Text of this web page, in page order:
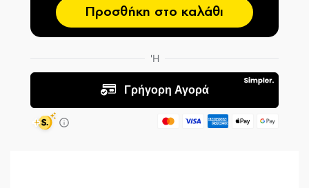
Προσθήκη στο καλάθι